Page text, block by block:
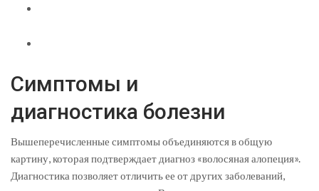
Симптомы и
диагностика болезни
Вышеперечисленные симптомы объединяются в общую
картину, которая подтверждает диагноз «волосяная алопеция».
Диагностика позволяет отличить ее от других заболеваний,